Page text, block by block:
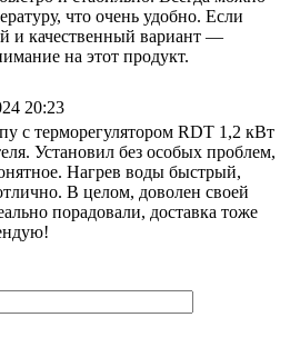
что очень удобно. Если
и качественный вариант —
на этот продукт.
20:23
с терморегулятором RDT 1,2 кВт
Установил без особых проблем,
Нагрев воды быстрый,
В целом, доволен своей
порадовали, доставка тоже